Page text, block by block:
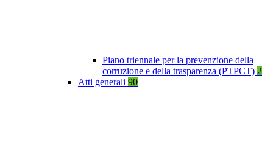
Piano triennale per la prevenzione della
corruzione e della trasparenza (PTPCT) 2
Atti generali 90